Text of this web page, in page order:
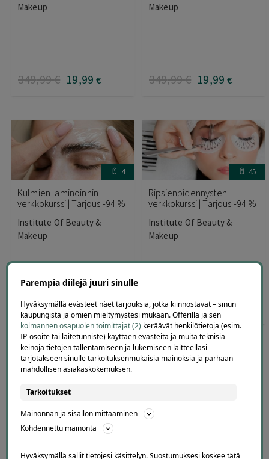
Makeup
349,99€ 19,99 €
Makeup
349,99€ 19,99 €
4
Kulmien laminoinnin
verkkokurssi | Tarjous -94 %
Institute Of Beauty &
Makeup
349,99€ 19,99 €
45
Ripsienpidennysten
verkkokurssi | Tarjous -94 %
Institute Of Beauty &
Makeup
349,99 € 19,99 €
KATSO LISÄÄ KAUNEUDENHOIDON VERKKOKURSSEJA ≫
Kauneudenhoitotarjoukset koko
Suomesta yhdessä paikassa
Offerilla kokoaa kauneudenhoitotarjoukset helposti samaan
Parempia diilejä juuri sinulle
Hyväksymällä evästeet näet tarjouksia, jotka kiinnostavat – sinun
kaupungista ja omien mieltymystesi mukaan. Offerilla ja sen
kolmannen osapuolen toimittajat (2) keräävät henkilötietoja (esim.
IP-osoite tai laitetunniste) käyttäen evästeitä ja muita teknisiä
keinoja tietojen tallentamiseen ja lukemiseen laitteellasi
tarjotakseen sinulle tarkoituksenmukaisia mainoksia ja parhaan
mahdollisen asiakaskokemuksen.
Tarkoitukset
Mainonnan ja sisällön mittaaminen
Kohdennettu mainonta
Hyväksymällä sallit tietojesi käsittelyn. Suostumuksesi koskee tätä